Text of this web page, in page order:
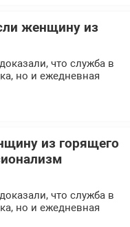
женщину из
что служба в
но и ежедневная
из горящего
что служба в
но и ежедневная